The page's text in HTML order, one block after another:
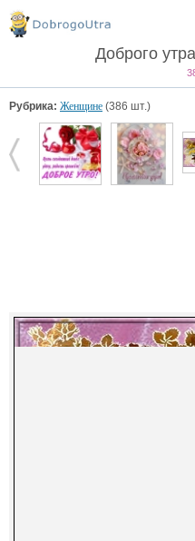
Доброго
Рубрика: Женщине (386 шт.)